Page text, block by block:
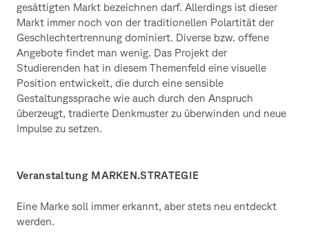
gesättigten Markt bezeichnen darf. Allerdings ist dieser
Markt immer noch von der traditionellen Polartität der
Geschlechtertrennung dominiert. Diverse bzw. offene
Angebote findet man wenig. Das Projekt der
Studierenden hat in diesem Themenfeld eine visuelle
Position entwickelt, die durch eine sensible
Gestaltungssprache wie auch durch den Anspruch
überzeugt, tradierte Denkmuster zu überwinden und neue
Impulse zu setzen.
Veranstaltung MARKEN.STRATEGIE
Eine Marke soll immer erkannt, aber stets neu entdeckt
werden.